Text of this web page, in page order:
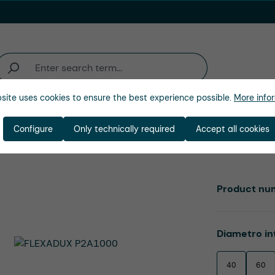
Select
Diametro
40 60
Product
uses cookies to ensure the best experience possible. More
Only technically required
Configure Accept all cookies